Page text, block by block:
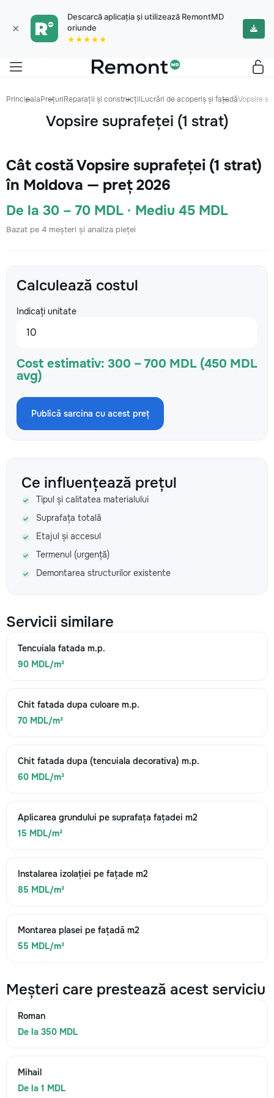
×
Descarcă aplicația și utilizează RemontMD
oriunde
★★★★★
PrincipalaPrețuriReparații și construcțiiLucrări de acoperiș și fațadăVopsire
Vopsire suprafeței (1 strat)
Cât costă Vopsire suprafeței (1 strat)
în Moldova — preț 2026
De la 30 – 70 MDL · Mediu 45 MDL
Bazat pe 4 meșteri și analiza pieței
Calculează costul
Indicați unitate
Cost estimativ: 300 – 700 MDL (450 MDL
avg)
Publică sarcina cu acest preț
Ce influențează prețul
Tipul și calitatea materialului
Suprafața totală
Etajul și accesul
Termenul (urgență)
Demontarea structurilor existente
Servicii similare
Tencuiala fatada m.p.
90 MDL/m²
Chit fatada dupa culoare m.p.
70 MDL/m²
Chit fatada dupa (tencuiala decorativa) m.p.
60 MDL/m²
Aplicarea grundului pe suprafața fațadei m2
15 MDL/m²
Instalarea izolației pe fațade m2
85 MDL/m²
Montarea plasei pe fațadă m2
55 MDL/m²
Meșteri care prestează acest serviciu
Roman
De la 350 MDL
Mihail
De la 1 MDL